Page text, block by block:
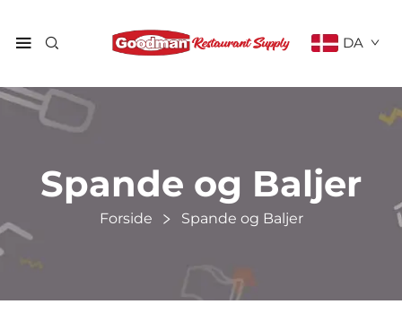
DA
Spande og Baljer
Forside Spande og Baljer